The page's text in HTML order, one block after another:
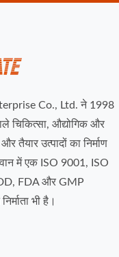
Co., Ltd. ने 1998
चिकित्सा, औद्योगिक और
तैयार उत्पादों का निर्माण
में एक ISO 9001, ISO
FDA और GMP
भी है।